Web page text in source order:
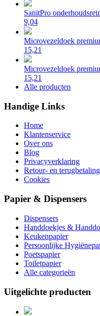
SanitPro
9,04
Microvezeldoek
15,21
Microvezeldoek
15,21
Alle producten
Handige Links
Home
Klantenservice
Over ons
Blog
Privacyverklaring
Retour- en
Cookies
Papier & Dispensers
Dispensers
Handdoekjes &
Keukenpapier
Persoonlijke
Poetspapier
Toiletpapier
Alle categorieën
Uitgelichte producten